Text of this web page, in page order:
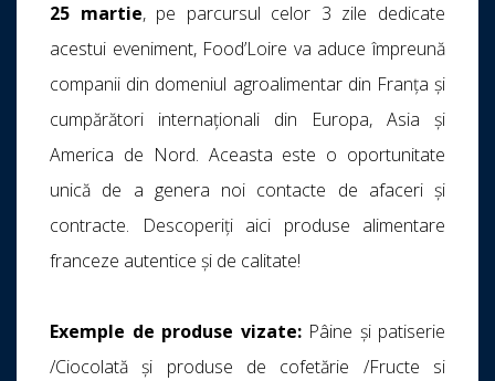
25 ​​martie, pe parcursul celor 3 zile dedicate
acestui eveniment, Food’Loire va aduce împreună
companii din domeniul agroalimentar din Franța și
cumpărători internaționali din Europa, Asia și
America de Nord. Aceasta este o oportunitate
unică de a genera noi contacte de afaceri și
contracte. Descoperiți aici produse alimentare
franceze autentice și de calitate!
Exemple de produse vizate: Pâine și patiserie
/Ciocolată și produse de cofetărie /Fructe si